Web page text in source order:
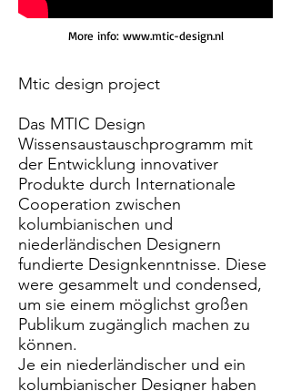
More info: www.mtic-design.nl
Mtic design project
Das MTIC Design
Wissensaustauschprogramm mit
der Entwicklung innovativer
Produkte durch Internationale
Cooperation zwischen
kolumbianischen und
niederländischen Designern
fundierte Designkenntnisse. Diese
were gesammelt und condensed,
um sie einem möglichst großen
Publikum zugänglich machen zu
können.
Je ein niederländischer und ein
kolumbianischer Designer haben